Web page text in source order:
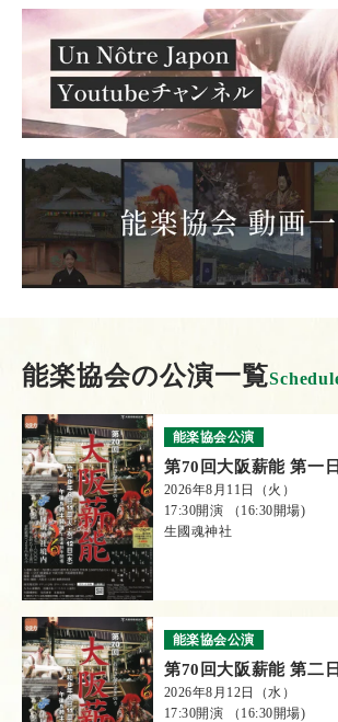
能楽協会の公演一覧
能楽協会公演
第70回大阪薪能 第一日
2026年8月11日（火）
17:30開演 （16:30開場)
生國魂神社
能楽協会公演
第70回大阪薪能 第二日
2026年8月12日（水）
17:30開演 （16:30開場)